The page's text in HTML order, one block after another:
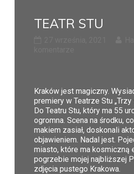
TEATR STU
Kraków jest magiczny.
premiery w Teatrze Stu
Do Teatru Stu, który ma 55
ogromna. Scena na środku,
makiem zasiał, doskonali
objawieniem. Nadal jest.
miasto, które ma kosmiczną
pogrzebie mojej najbliższej
zdjęcia pustego Krakowa.